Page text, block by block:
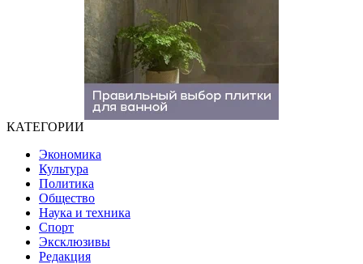
КАТЕГОРИИ
Экономика
Культура
Политика
Общество
Наука и техника
Спорт
Эксклюзивы
Редакция